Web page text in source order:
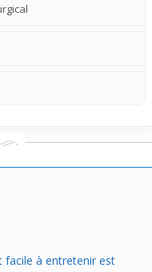
facile à entretenir est